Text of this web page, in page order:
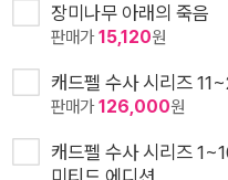
장미나무 아래의 죽음
판매가15,120원
캐드펠 수사 시리즈
판매가126,000원
캐드펠 수사 시리즈